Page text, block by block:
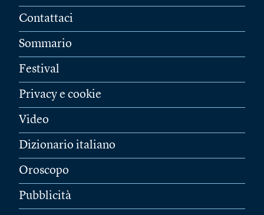
Contattaci
Sommario
Festival
Privacy e cookie
Video
Dizionario italiano
Oroscopo
Pubblicità